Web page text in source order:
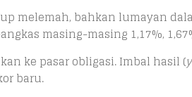
melemah, bahkan lumayan
masing-masing 1,17%,
ke pasar obligasi. Imbal hasil (
baru.